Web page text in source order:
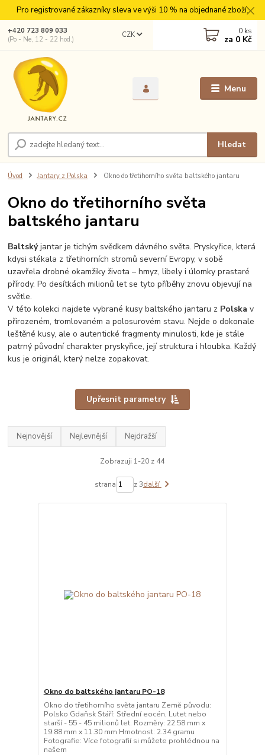
Pro registrované zákazníky sleva ve výši 10 % na objednané zboží.
Menu
CZK
Hledat
+420 723 809 033
(Po - Ne, 12 - 22 hod.)
0 ks
za 0 Kč
Úvod Jantary z Polska Okno do třetihorního světa baltského jantaru
Okno do třetihorního světa
baltského jantaru
Baltskýjantar je tichým svědkem dávného světa. Pryskyřice, která
kdysi stékala z třetihorních stromů severní Evropy, v sobě
uzavřela drobné okamžiky života – hmyz, libely i úlomky prastaré
přírody. Po desítkách milionů let se tyto příběhy znovu objevují na
světle.
V této kolekci najdete vybrané kusy baltského jantaru z Polska v
přirozeném, tromlovaném a polosurovém stavu. Nejde o dokonale
leštěné kusy, ale o autentické fragmenty minulosti, kde je stále
patrný původní charakter pryskyřice, její struktura i hloubka. Každý
kus je originál, který nelze zopakovat.
Upřesnit parametry
Nejnovější Nejlevnější Nejdražší
Zobrazuji 1-20 z 44
strana z 3další
Okno do baltského jantaru PO-18
Okno do třetihorního světa jantaru Země původu:
Polsko Gdaňsk Stáří: Střední eocén, Lutet nebo
starší - 55 - 45 milionů let. Rozměry: 22.58 mm x
19.88 mm x 11.30 mm Hmotnost: 2.34 gramu
Fotografie: Více fotografií si můžete prohlédnou na
našem